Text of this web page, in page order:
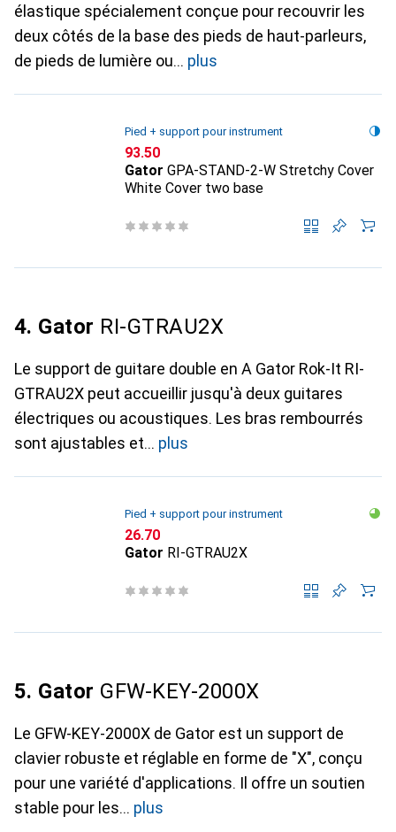
élastique spécialement conçue pour recouvrir les
deux côtés de la base des pieds de haut-parleurs,
de pieds de lumière ou
plus
Pied + support pour instrument
CHF
93.50
Gator GPA-STAND-2-W Stretchy Cover
White Cover two base
4. Gator RI-GTRAU2X
Le support de guitare double en A Gator Rok-It RI-
GTRAU2X peut accueillir jusqu'à deux guitares
électriques ou acoustiques. Les bras rembourrés
sont ajustables et
plus
Pied + support pour instrument
CHF
26.70
Gator RI-GTRAU2X
5. Gator GFW-KEY-2000X
Le GFW-KEY-2000X de Gator est un support de
clavier robuste et réglable en forme de "X", conçu
pour une variété d'applications. Il offre un soutien
stable pour les
plus